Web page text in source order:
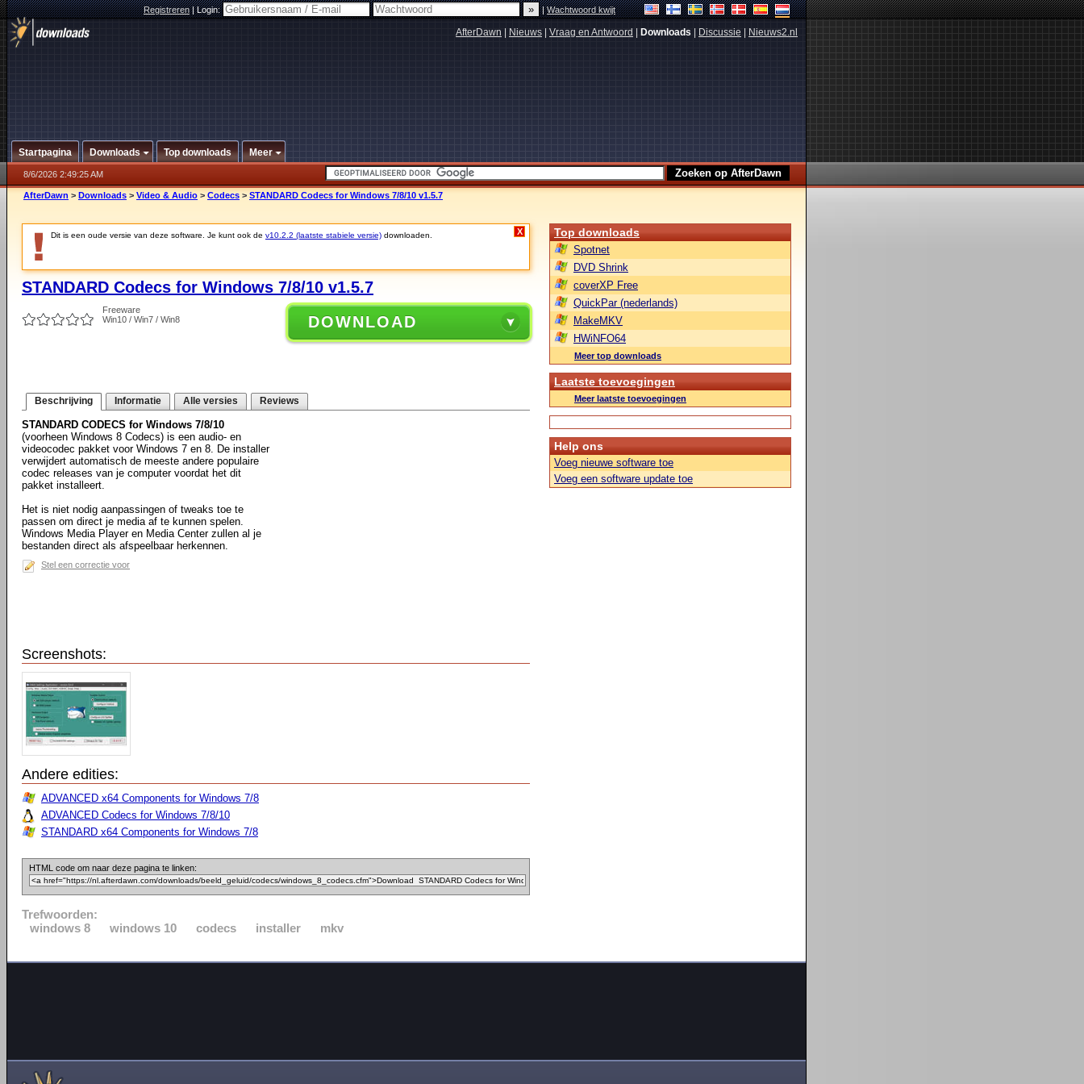
Registreren|Login: |Wachtwoord kwijt
AfterDawn Nieuws Vraag en Antwoord Downloads Discussie Nieuws2.nl
Startpagina Downloads Top downloads Meer
8/6/2026 2:49:25 AM
AfterDawn > Downloads > Video & Audio > Codecs > STANDARD Codecs for Windows 7/8/10 v1.5.7
Dit is een oude versie van deze software. Je kunt ook de v10.2.2 (laatste stabiele versie) downloaden. X
STANDARD Codecs for Windows 7/8/10 v1.5.7
Freeware
Win10 / Win7 / Win8
DOWNLOAD
Beschrijving Informatie Alle versies Reviews
STANDARD CODECS for Windows 7/8/10
(voorheen Windows 8 Codecs) is een audio- en
videocodec pakket voor Windows 7 en 8. De installer
verwijdert automatisch de meeste andere populaire
codec releases van je computer voordat het dit
pakket installeert.
Het is niet nodig aanpassingen of tweaks toe te
passen om direct je media af te kunnen spelen.
Windows Media Player en Media Center zullen al je
bestanden direct als afspeelbaar herkennen.
Stel een correctie voor
Screenshots:
Andere edities:
ADVANCED x64 Components for Windows 7/8
ADVANCED Codecs for Windows 7/8/10
STANDARD x64 Components for Windows 7/8
HTML code om naar deze pagina te linken:
Trefwoorden:
windows 8
windows 10 codecs installer mkv
Top downloads
Spotnet
DVD Shrink
coverXP Free
QuickPar (nederlands)
MakeMKV
HWiNFO64
Meer top downloads
Laatste toevoegingen
Meer laatste toevoegingen
Help ons
Voeg nieuwe software toe
Voeg een software update toe